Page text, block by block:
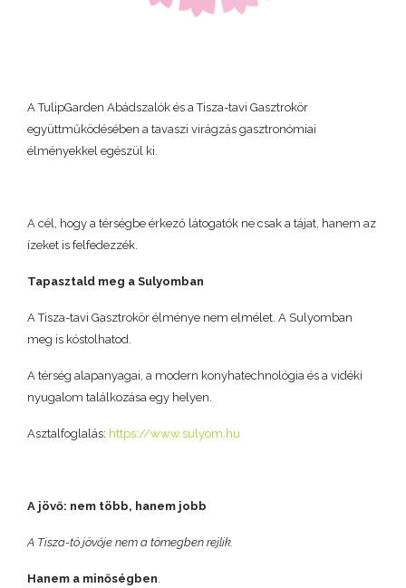
A TulipGarden Abádszalók és a Tisza-tavi Gasztrokör
együttműködésében a tavaszi virágzás gasztronómiai
élményekkel egészül ki.
A cél, hogy a térségbe érkező látogatók ne csak a tájat, hanem az
ízeket is felfedezzék.
Tapasztald meg a Sulyomban
A Tisza-tavi Gasztrokör élménye nem elmélet. A Sulyomban
meg is kóstolhatod.
A térség alapanyagai, a modern konyhatechnológia és a vidéki
nyugalom találkozása egy helyen.
Asztalfoglalás: https://www.sulyom.hu
A jövő: nem több, hanem jobb
A Tisza-tó jövője nem a tömegben rejlik.
Hanem a minőségben